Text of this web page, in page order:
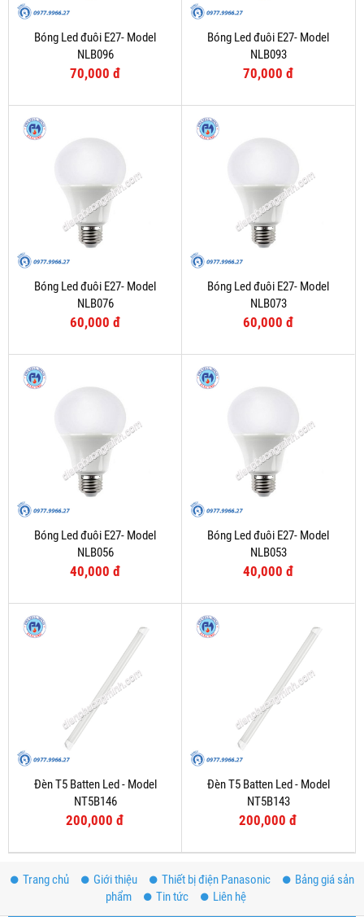
Bóng Led đuôi E27- Model
NLB096
70,000 đ
Bóng Led đuôi E27- Model
NLB093
70,000 đ
Bóng Led đuôi E27- Model
NLB076
60,000 đ
Bóng Led đuôi E27- Model
NLB073
60,000 đ
Bóng Led đuôi E27- Model
NLB056
40,000 đ
Bóng Led đuôi E27- Model
NLB053
40,000 đ
Đèn T5 Batten Led - Model
NT5B146
200,000 đ
Đèn T5 Batten Led - Model
NT5B143
200,000 đ
Trang chủ Giới thiệu Thiết bị điện Panasonic
Bảng giá sản
phẩm
Tin tức Liên hệ